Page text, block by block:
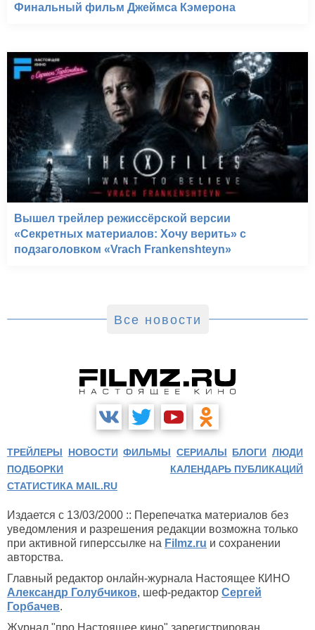
Финальный фильм Джеймса Кэмерона
Вышел трейлер режиссёрской версии
«Секретных материалов: Хочу верить» с
подзаголовком «Vrach Frankenshteyn»
Все новости
ТРЕЙЛЕРЫ НОВОСТИ ФИЛЬМЫ СЕРИАЛЫ БЛОГИ ЛЮДИ
ПОДБОРКИ
КАЛЕНДАРЬ ПУБЛИКАЦИЙ
СТАТИСТИКА MAIL.RU
Издается с 13/03/2000 :: Перепечатка материалов без
уведомления и разрешения редакции возможна только
при активной гиперссылке на Filmz.ru и сохранении
авторства.
Главный редактор онлайн-журнала Настоящее КИНО
Александр Голубчиков, шеф-редактор Сергей
Горбачев.
Журнал "про Настоящее кино" зарегистрирован